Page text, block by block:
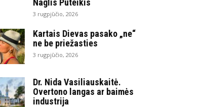
Naglis Puteikis
3 rugpjūčio, 2026
Kartais Dievas pasako „ne“
ne be priežasties
3 rugpjūčio, 2026
Dr. Nida Vasiliauskaitė.
Overtono langas ar baimės
industrija